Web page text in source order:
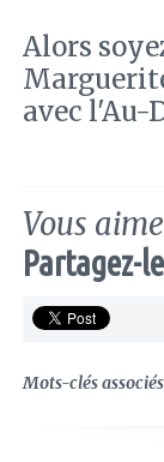
Alors
avec l'Au-
Vous
Partagez-
Mots-clés